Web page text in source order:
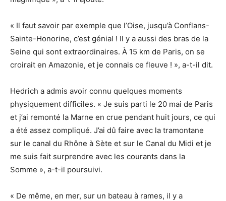
« Il faut savoir par exemple que l’Oise, jusqu’à Conflans-
Sainte-Honorine, c’est génial ! Il y a aussi des bras de la
Seine qui sont extraordinaires. À 15 km de Paris, on se
croirait en Amazonie, et je connais ce fleuve ! », a-t-il dit.
Hedrich a admis avoir connu quelques moments
physiquement difficiles. « Je suis parti le 20 mai de Paris
et j’ai remonté la Marne en crue pendant huit jours, ce qui
a été assez compliqué. J’ai dû faire avec la tramontane
sur le canal du Rhône à Sète et sur le Canal du Midi et je
me suis fait surprendre avec les courants dans la
Somme », a-t-il poursuivi.
« De même, en mer, sur un bateau à rames, il y a